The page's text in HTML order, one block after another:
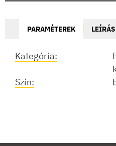
PARAMÉTEREK LEÍRÁS
Kategória:
Szín: